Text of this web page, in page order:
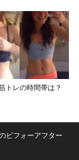
トレの時間帯は？
ビフォーアフター